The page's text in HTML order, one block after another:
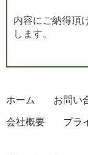
内容にご納得頂
します。
ホーム お問い
会社概要 プラ